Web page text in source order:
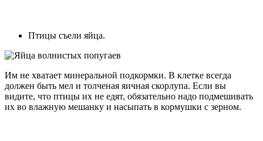
Птицы съели яйца.
Им не хватает минеральной подкормки. В клетке всегда
должен быть мел и толченая яичная скорлупа. Если вы
видите, что птицы их не едят, обязательно надо подмешивать
их во влажную мешанку и насыпать в кормушки с зерном.